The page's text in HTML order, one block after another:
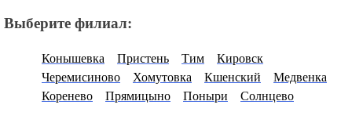
Выберите филиал:
Конышевка Пристень Тим
Кировск
Черемисиново
Хомутовка Кшенский
Медвенка
Коренево
Прямицыно Поныри Солнцево